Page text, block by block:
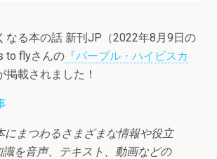
なる本の話 新刊JP（2022年8月9日の
to flyさんの 『パープル・ハイビスカ
掲載されました！
にまつわるさまざまな情報や役立
識を音声、テキスト、動画などの